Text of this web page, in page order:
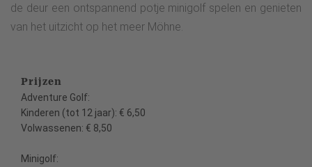
de deur een ontspannend potje minigolf spelen en genieten
van het uitzicht op het meer Möhne.
Prijzen
Adventure Golf:
Kinderen (tot 12 jaar): € 6,50
Volwassenen: € 8,50
Minigolf: